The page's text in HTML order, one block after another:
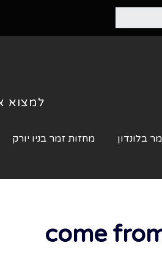
למצוא
בלונדון מחזות זמר בניו יורק
come